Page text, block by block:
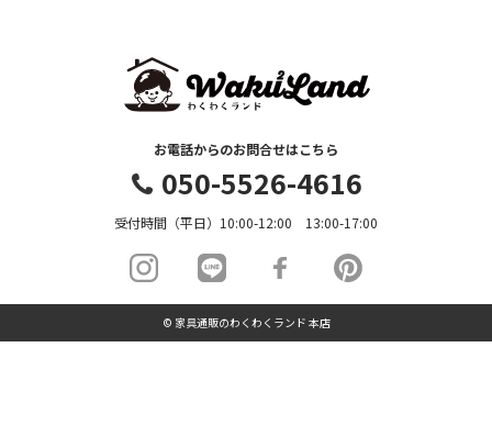
お電話からのお問合せはこちら
050-5526-4616
受付時間（平日）10:00-12:00 13:00-17:00
© 家具通販のわくわくランド 本店